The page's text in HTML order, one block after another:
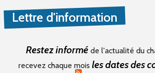
PROPOSER UN
Lettre d'information
Restez informé de l'actualité du
recevez chaque mois les dates des